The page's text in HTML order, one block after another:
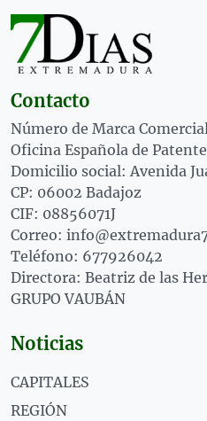
Contacto
Número de Marca
Oficina Española de
Domicilio social: Avenida
CP: 06002 Badajoz
CIF: 08856071J
Correo:
Teléfono: 677926042
Directora: Beatriz de las
GRUPO VAUBÁN
Noticias
CAPITALES
REGIÓN